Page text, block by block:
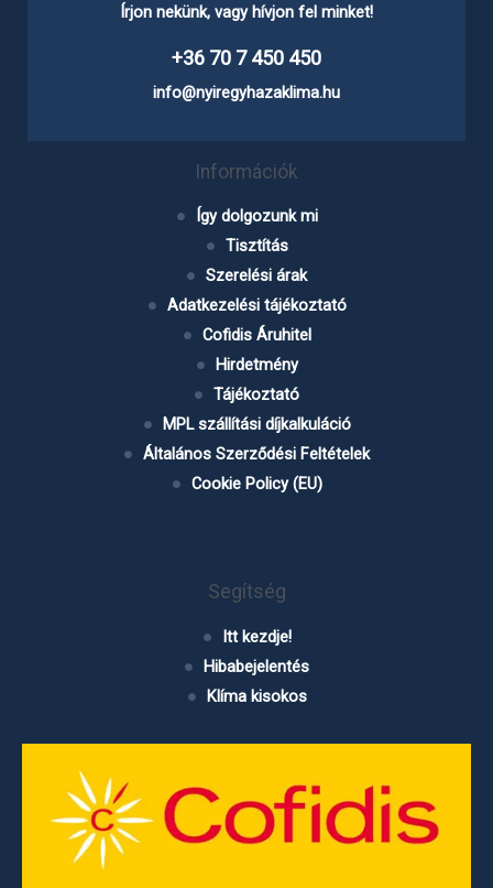
Írjon nekünk, vagy hívjon fel minket!
+36 70 7 450 450
info@nyiregyhazaklima.hu
Információk
Így dolgozunk mi
Tisztítás
Szerelési árak
Adatkezelési tájékoztató
Cofidis Áruhitel
Hirdetmény
Tájékoztató
MPL szállítási díjkalkuláció
Általános Szerződési Feltételek
Cookie Policy (EU)
Segítség
Itt kezdje!
Hibabejelentés
Klíma kisokos